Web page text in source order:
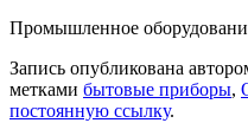
Промышленное
Запись опубликована
метками бытовые приборы,
постоянную ссылку.